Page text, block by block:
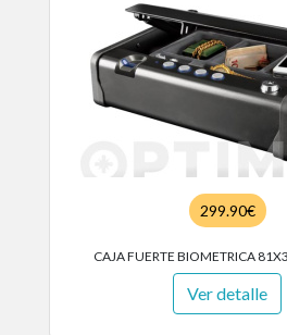
299.90€
CAJA FUERTE BIOMETRICA
Ver detalle